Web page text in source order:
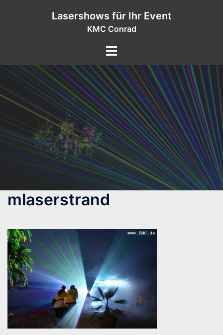
Lasershows für Ihr Event
KMC Conrad
mlaserstrand